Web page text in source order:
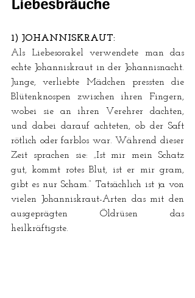
Liebesbräuche
1) JOHANNISKRAUT:
Als Liebesorakel verwendete man das
echte Johanniskraut in der Johannisnacht.
Junge, verliebte Mädchen pressten die
Blütenknospen zwischen ihren Fingern,
wobei sie an ihren Verehrer dachten,
und dabei darauf achteten, ob der Saft
rötlich oder farblos war. Während dieser
Zeit sprachen sie: „Ist mir mein Schatz
gut, kommt rotes Blut, ist er mir gram,
gibt es nur Scham.“ Tatsächlich ist ja von
vielen Johanniskraut-Arten das mit den
ausgeprägten Öldrüsen das
heilkräftigste.